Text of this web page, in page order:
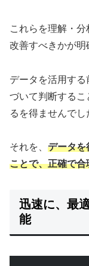
これらを理解・
改善すべきかが明
データを活用す
づいて判断する
るを得ませんでし
それを、 データを
ことで、正確で
迅速に、最
能